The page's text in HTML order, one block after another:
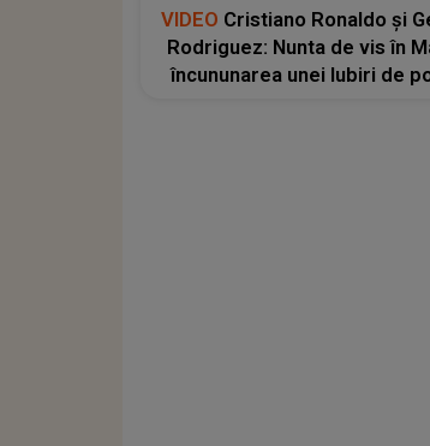
VIDEO Cristiano Ronaldo și
Rodriguez: Nunta de vis în
încununarea unei Iubiri de